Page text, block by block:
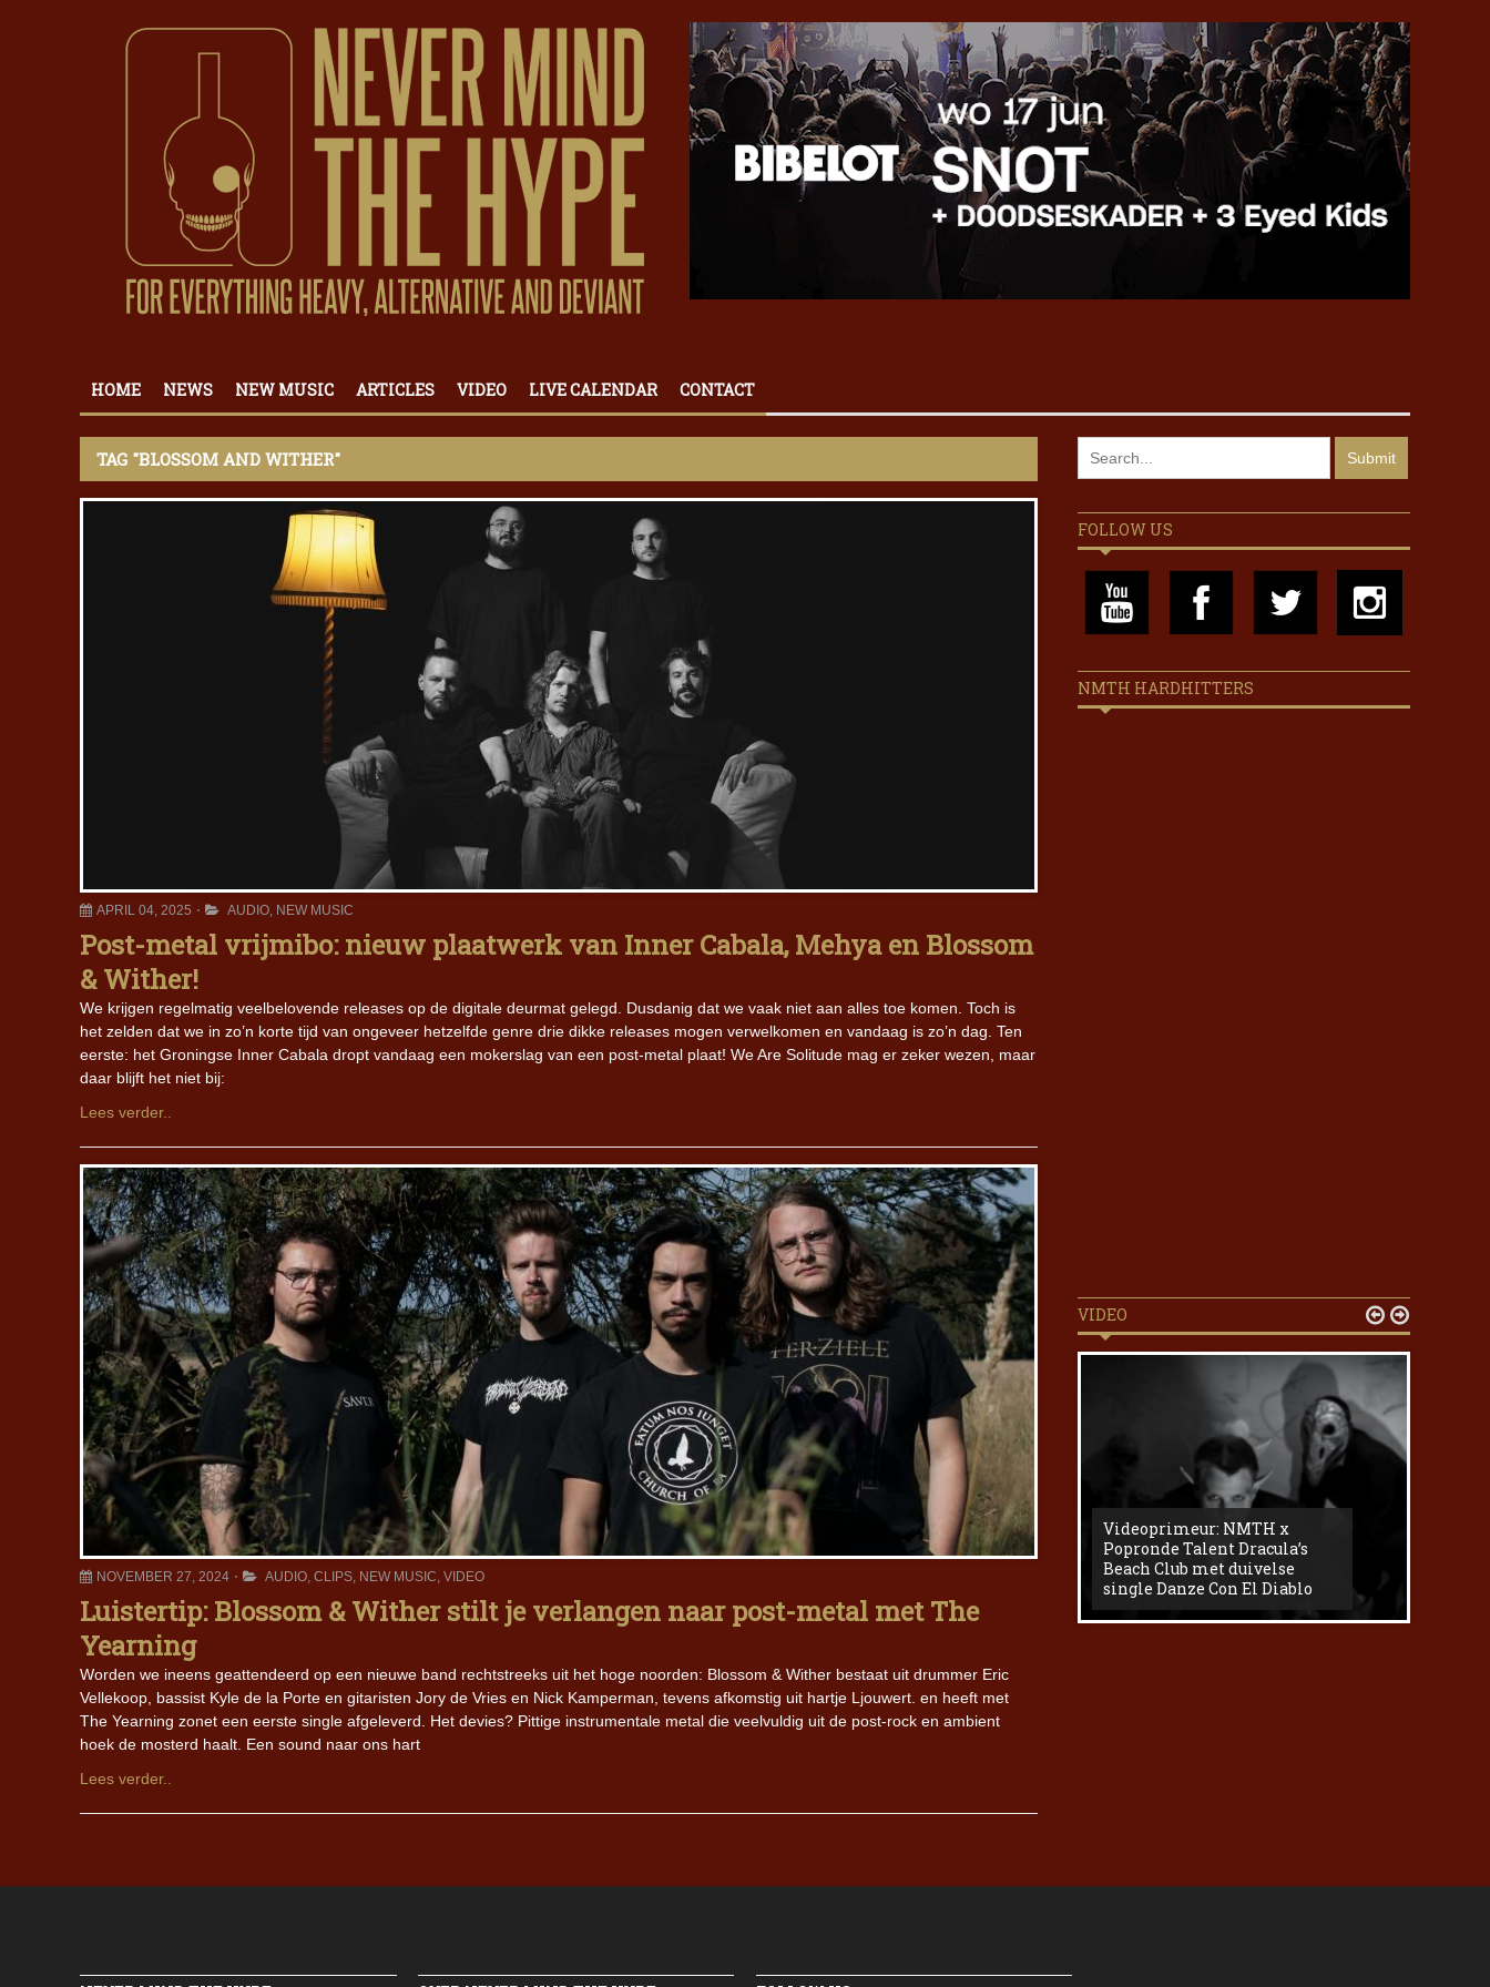
HOME NEWS NEW MUSIC ARTICLES VIDEO LIVE CALENDAR CONTACT
TAG "BLOSSOM AND WITHER"
APRIL 04, 2025 AUDIO, NEW MUSIC
Post-metal vrijmibo: nieuw plaatwerk van Inner Cabala, Mehya en Blossom
& Wither!
We krijgen regelmatig veelbelovende releases op de digitale deurmat gelegd. Dusdanig dat we vaak niet aan alles toe komen. Toch is
het zelden dat we in zo’n korte tijd van ongeveer hetzelfde genre drie dikke releases mogen verwelkomen en vandaag is zo’n dag. Ten
eerste: het Groningse Inner Cabala dropt vandaag een mokerslag van een post-metal plaat! We Are Solitude mag er zeker wezen, maar
daar blijft het niet bij:
Lees verder..
NOVEMBER 27, 2024 AUDIO, CLIPS, NEW MUSIC, VIDEO
Luistertip: Blossom & Wither stilt je verlangen naar post-metal met The
Yearning
Worden we ineens geattendeerd op een nieuwe band rechtstreeks uit het hoge noorden: Blossom & Wither bestaat uit drummer Eric
Vellekoop, bassist Kyle de la Porte en gitaristen Jory de Vries en Nick Kamperman, tevens afkomstig uit hartje Ljouwert. en heeft met
The Yearning zonet een eerste single afgeleverd. Het devies? Pittige instrumentale metal die veelvuldig uit de post-rock en ambient
hoek de mosterd haalt. Een sound naar ons hart
Lees verder..
FOLLOW US
NMTH HARDHITTERS
VIDEO
Iron Jinn doopt vers epos The
Videoprimeur: NMTH x
Popronde Talent Dracula’s
Beach Club met duivelse
single Danze Con El Diablo
 